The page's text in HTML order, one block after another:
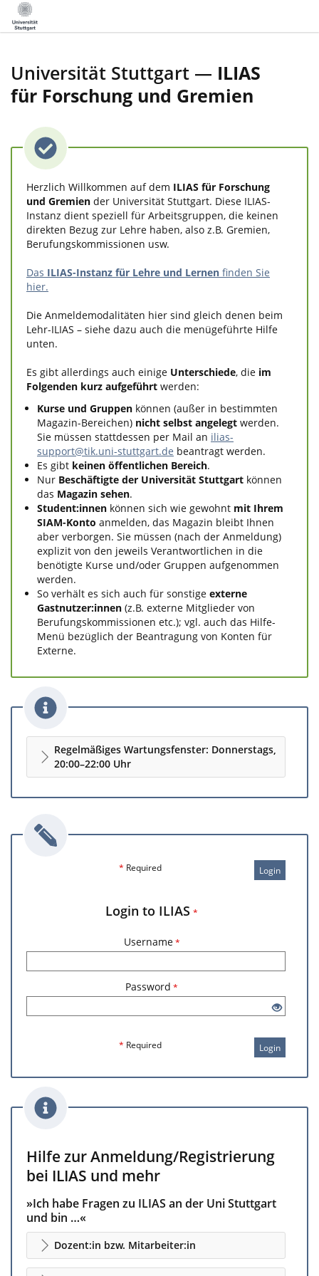
Universität Stuttgart — ILIAS
für Forschung und Gremien
Herzlich Willkommen auf dem ILIAS für Forschung
und Gremien der Universität Stuttgart. Diese ILIAS-
Instanz dient speziell für Arbeitsgruppen, die keinen
direkten Bezug zur Lehre haben, also z.B. Gremien,
Berufungskommissionen usw.
Das ILIAS-Instanz für Lehre und Lernen finden Sie
hier.
Die Anmeldemodalitäten hier sind gleich denen beim
Lehr-ILIAS – siehe dazu auch die menügeführte Hilfe
unten.
Es gibt allerdings auch einige Unterschiede, die im
Folgenden kurz aufgeführt werden:
Kurse und Gruppen können (außer in bestimmten
Magazin-Bereichen) nicht selbst angelegt werden.
Sie müssen stattdessen per Mail an ilias-
support@tik.uni-stuttgart.de beantragt werden.
Es gibt keinen öffentlichen Bereich.
Nur Beschäftigte der Universität Stuttgart können
das Magazin sehen.
Student:innen können sich wie gewohnt mit Ihrem
SIAM-Konto anmelden, das Magazin bleibt Ihnen
aber verborgen. Sie müssen (nach der Anmeldung)
explizit von den jeweils Verantwortlichen in die
benötigte Kurse und/oder Gruppen aufgenommen
werden.
So verhält es sich auch für sonstige externe
Gastnutzer:innen (z.B. externe Mitglieder von
Berufungskommissionen etc.); vgl. auch das Hilfe-
Menü bezüglich der Beantragung von Konten für
Externe.
Regelmäßiges Wartungsfenster: Donnerstags,
20:00–22:00 Uhr
Login
* Required
Login to ILIAS *
Username *
Password *
* Required Login
Hilfe zur Anmeldung/Registrierung
bei ILIAS und mehr
»Ich habe Fragen zu ILIAS an der Uni Stuttgart
und bin …«
Dozent:in bzw. Mitarbeiter:in